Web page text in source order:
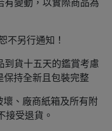
有變動，以實際商品為
不另行通知！
到貨十五天的鑑賞考慮
保持全新且包裝完整
、廠商紙箱及所有附
接受退貨。